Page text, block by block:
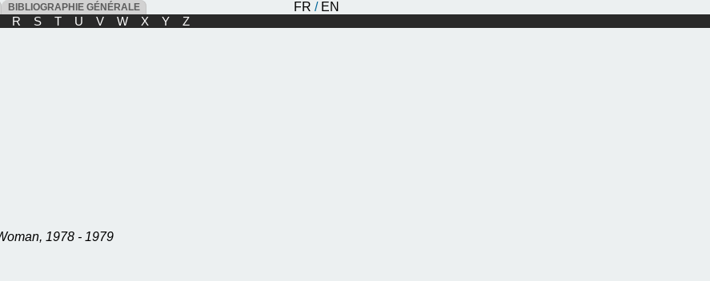
BIBLIOGRAPHIE GÉNÉRALE FR / EN
R S T U V W X Y Z